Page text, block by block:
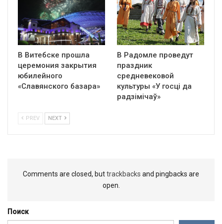
В Витебске прошла
церемония закрытия
юбилейного
«Славянского базара»
В Радомле проведут
праздник
средневековой
культуры «У госці да
радзімічаў»
PREV NEXT
Comments are closed, buttrackbacks and pingbacks are
open.
Поиск